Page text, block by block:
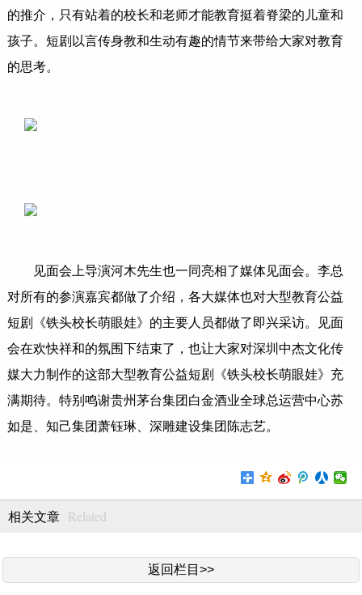
的推介，只有站着的校长和老师才能教育挺着脊梁的儿童和
孩子。短剧以言传身教和生动有趣的情节来带给大家对教育
的思考。
见面会上导演河木先生也一同亮相了媒体见面会。李总
对所有的参演嘉宾都做了介绍，各大媒体也对大型教育公益
短剧《铁头校长萌眼娃》的主要人员都做了即兴采访。见面
会在欢快祥和的氛围下结束了，也让大家对深圳中杰文化传
媒大力制作的这部大型教育公益短剧《铁头校长萌眼娃》充
满期待。特别鸣谢贵州茅台集团白金酒业全球总运营中心苏
如是、知己集团萧钰琳、深雕建设集团陈志艺。
相关文章 Related
返回栏目>>